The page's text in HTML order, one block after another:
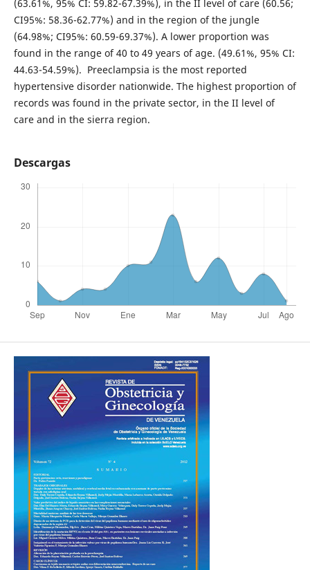
(63.61%, 95% CI: 59.82-67.39%), in the II level of care (60.56;
CI95%: 58.36-62.77%) and in the region of the jungle
(64.98%; CI95%: 60.59-69.37%). A lower proportion was
found in the range of 40 to 49 years of age. (49.61%, 95% CI:
44.63-54.59%). Preeclampsia is the most reported
hypertensive disorder nationwide. The highest proportion of
records was found in the private sector, in the II level of
care and in the sierra region.
Descargas